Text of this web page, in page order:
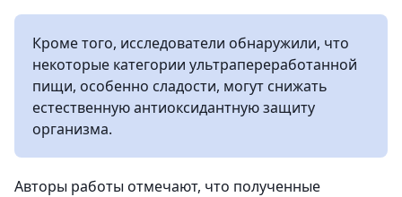
Кроме того, исследователи обнаружили, что
некоторые категории ультрапереработанной
пищи, особенно сладости, могут снижать
естественную антиоксидантную защиту
организма.
Авторы работы отмечают, что полученные